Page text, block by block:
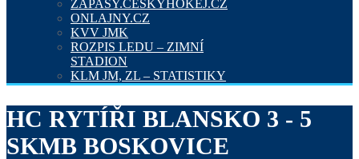
ZAPASY.CESKYHOKEJ.CZ
ONLAJNY.CZ
KVV JMK
ROZPIS LEDU – ZIMNÍ
STADION
KLM JM, ZL – STATISTIKY
HC RYTÍŘI BLANSKO 3 - 5
SKMB BOSKOVICE